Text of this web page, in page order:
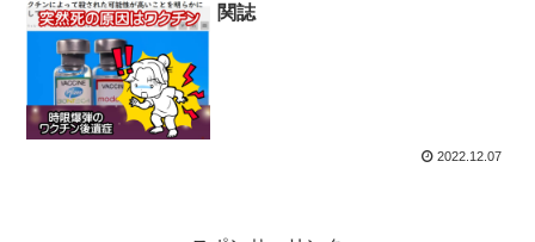
関誌
2022.12.07